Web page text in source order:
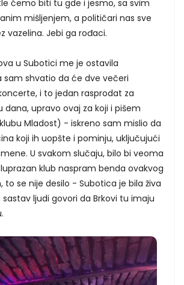
ćemo biti tu gde i jesmo, sa svim
mišljenjem, a političari nas sve
vazelina. Jebi ga rođaci.
u Subotici me je ostavila
sam shvatio da će dve večeri
i to jedan rasprodat za
dana, upravo ovaj za koji i pišem
klubu Mladost) - iskreno sam mislio da
koji ih uopšte i pominju, uključujući
U svakom slučaju, bilo bi veoma
klub naspram benda ovakvog
to se nije desilo - Subotica je bila živa
ljudi govori da Brkovi tu imaju